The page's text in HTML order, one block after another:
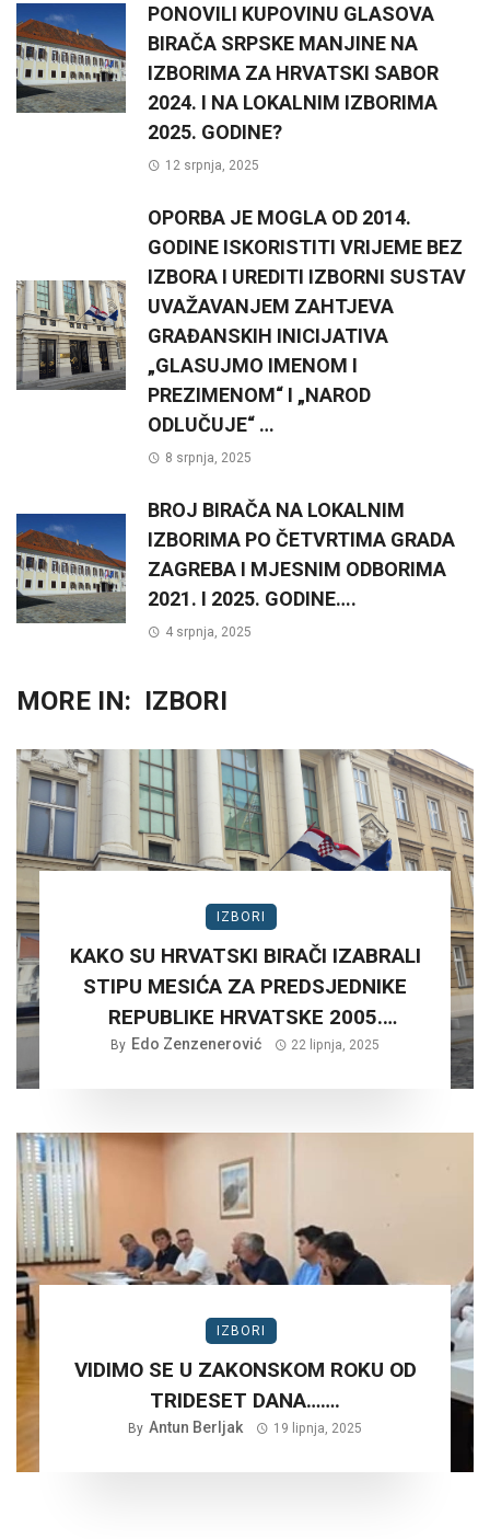
PONOVILI KUPOVINU GLASOVA
BIRAČA SRPSKE MANJINE NA
IZBORIMA ZA HRVATSKI SABOR
2024. I NA LOKALNIM IZBORIMA
2025. GODINE?
12 srpnja, 2025
OPORBA JE MOGLA OD 2014.
GODINE ISKORISTITI VRIJEME BEZ
IZBORA I UREDITI IZBORNI SUSTAV
UVAŽAVANJEM ZAHTJEVA
GRAĐANSKIH INICIJATIVA
„GLASUJMO IMENOM I
PREZIMENOM“ I „NAROD
ODLUČUJE“ …
8 srpnja, 2025
BROJ BIRAČA NA LOKALNIM
IZBORIMA PO ČETVRTIMA GRADA
ZAGREBA I MJESNIM ODBORIMA
2021. I 2025. GODINE….
4 srpnja, 2025
MORE IN: IZBORI
IZBORI
KAKO SU HRVATSKI BIRAČI IZABRALI
STIPU MESIĆA ZA PREDSJEDNIKE
REPUBLIKE HRVATSKE 2005.
GODINE?
By Edo Zenzenerović 22 lipnja, 2025
IZBORI
VIDIMO SE U ZAKONSKOM ROKU OD
TRIDESET DANA…….
By Antun Berljak 19 lipnja, 2025